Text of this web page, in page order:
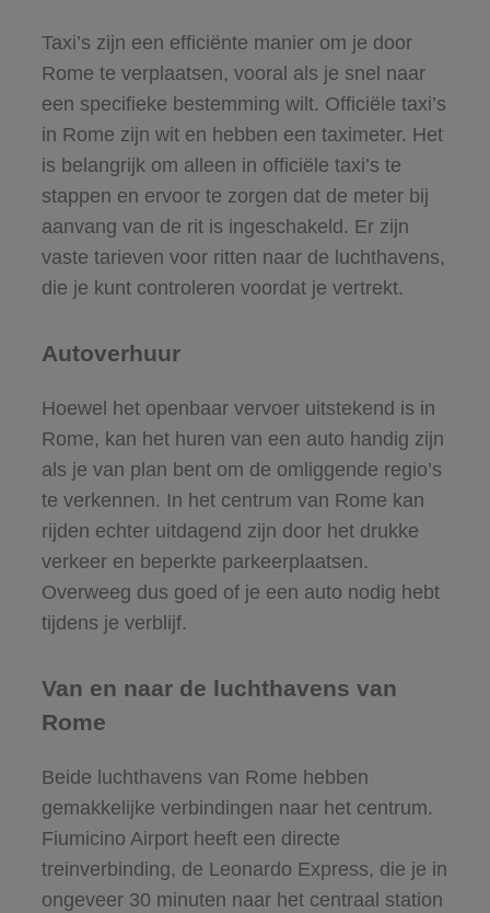
Taxi’s zijn een efficiënte manier om je door
Rome te verplaatsen, vooral als je snel naar
een specifieke bestemming wilt. Officiële taxi’s
in Rome zijn wit en hebben een taximeter. Het
is belangrijk om alleen in officiële taxi’s te
stappen en ervoor te zorgen dat de meter bij
aanvang van de rit is ingeschakeld. Er zijn
vaste tarieven voor ritten naar de luchthavens,
die je kunt controleren voordat je vertrekt.
Autoverhuur
Hoewel het openbaar vervoer uitstekend is in
Rome, kan het huren van een auto handig zijn
als je van plan bent om de omliggende regio’s
te verkennen. In het centrum van Rome kan
rijden echter uitdagend zijn door het drukke
verkeer en beperkte parkeerplaatsen.
Overweeg dus goed of je een auto nodig hebt
tijdens je verblijf.
Van en naar de luchthavens van
Rome
Beide luchthavens van Rome hebben
gemakkelijke verbindingen naar het centrum.
Fiumicino Airport heeft een directe
treinverbinding, de Leonardo Express, die je in
ongeveer 30 minuten naar het centraal station